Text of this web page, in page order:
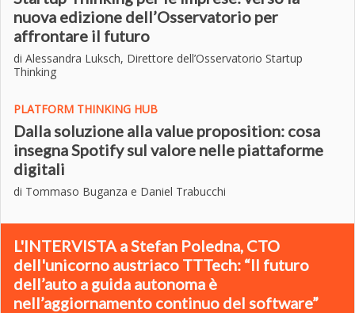
nuova edizione dell’Osservatorio per
affrontare il futuro
di Alessandra Luksch, Direttore dell’Osservatorio Startup
Thinking
PLATFORM THINKING HUB
Dalla soluzione alla value proposition: cosa
insegna Spotify sul valore nelle piattaforme
digitali
di Tommaso Buganza e Daniel Trabucchi
L'INTERVISTA a Stefan Poledna, CTO
dell'unicorno austriaco TTTech: “Il futuro
dell’auto a guida autonoma è
nell’aggiornamento continuo del software”